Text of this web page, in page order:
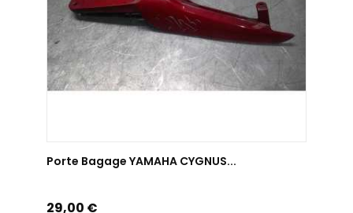
Porte Bagage YAMAHA CYGNUS...
Prix
29,00 €